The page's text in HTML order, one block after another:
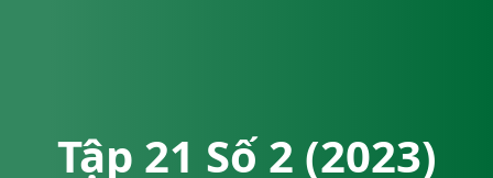
Tập 21 Số 2 (2023)